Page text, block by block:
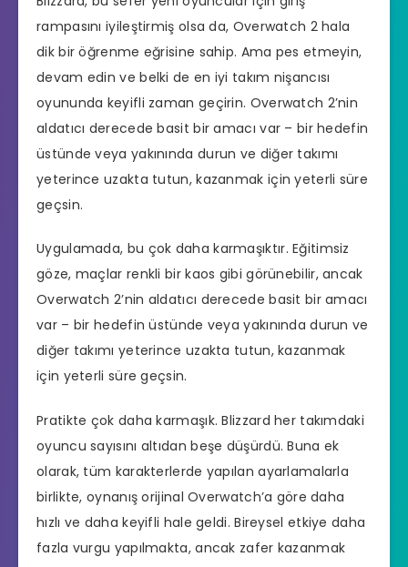
rampasını iyileştirmiş olsa da, Overwatch 2 hala
dik bir öğrenme eğrisine sahip. Ama pes etmeyin,
devam edin ve belki de en iyi takım nişancısı
oyununda keyifli zaman geçirin. Overwatch 2’nin
aldatıcı derecede basit bir amacı var – bir hedefin
üstünde veya yakınında durun ve diğer takımı
yeterince uzakta tutun, kazanmak için yeterli süre
geçsin.
Uygulamada, bu çok daha karmaşıktır. Eğitimsiz
göze, maçlar renkli bir kaos gibi görünebilir, ancak
Overwatch 2’nin aldatıcı derecede basit bir amacı
var – bir hedefin üstünde veya yakınında durun ve
diğer takımı yeterince uzakta tutun, kazanmak
için yeterli süre geçsin.
Pratikte çok daha karmaşık. Blizzard her takımdaki
oyuncu sayısını altıdan beşe düşürdü. Buna ek
olarak, tüm karakterlerde yapılan ayarlamalarla
birlikte, oynanış orijinal Overwatch’a göre daha
hızlı ve daha keyifli hale geldi. Bireysel etkiye daha
fazla vurgu yapılmakta, ancak zafer kazanmak